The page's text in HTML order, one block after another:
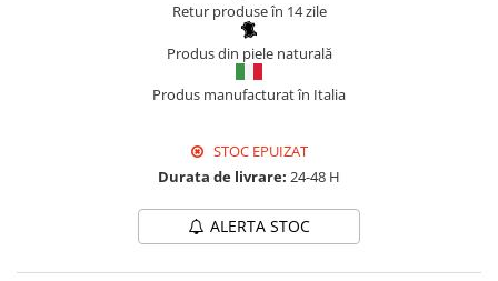
Retur produse în 14 zile
Produs din piele naturală
Produs manufacturat în Italia
STOC EPUIZAT
Durata de livrare: 24-48 H
ALERTA STOC